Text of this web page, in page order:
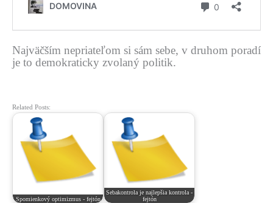
Najväčším nepriateľom si sám sebe, v druhom poradí
je to demokraticky zvolaný politik.
Related Posts:
Spomienkový optimizmus - fejtón
Sebakontrola je najlepšia kontrola -
fejtón